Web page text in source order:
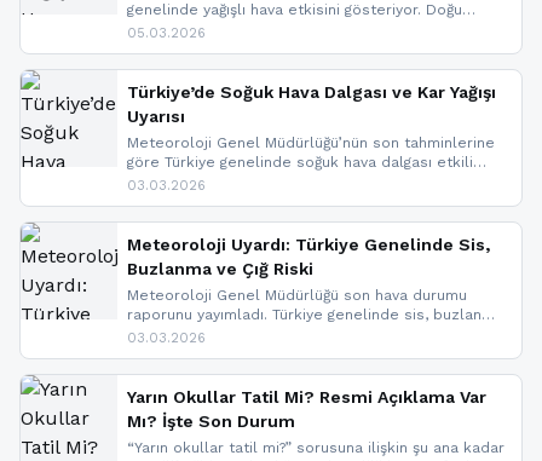
genelinde yağışlı hava etkisini gösteriyor. Doğu
bölgelerinde kar yağışı beklenirken Marmara ve
ise çığ tehlikesi bulunuyor. İç kesimlerde sis ve pus
nedeniyle görüş mesafesinde azalma
yaşanabileceği belirtiliyor.
05.03.2026
Türkiye’de Soğuk Hava Dalgası ve Kar Yağışı
Uyarısı
Meteoroloji Genel Müdürlüğü’nün son tahminlerine
göre Türkiye genelinde soğuk hava dalgası etkili
oluyor. Birçok il için kar yağışı ve buzlanma uyarısı
03.03.2026
Meteoroloji Uyardı: Türkiye Genelinde Sis,
Buzlanma ve Çığ Riski
Meteoroloji Genel Müdürlüğü son hava durumu
raporunu yayımladı. Türkiye genelinde sis, buzlanma
ve don beklenirken Doğu Anadolu ve Doğu
yapıldı. İşte son dakika meteoroloji gelişmeleri.
03.03.2026
Yarın Okullar Tatil Mi? Resmi Açıklama Var
Mı? İşte Son Durum
“Yarın okullar tatil mi?” sorusuna ilişkin şu ana kadar